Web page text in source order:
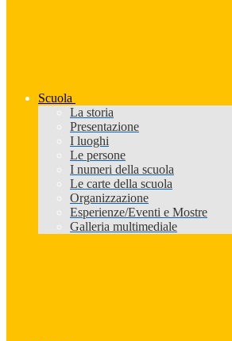
Scuola
La storia
Presentazione
I luoghi
Le persone
I numeri della scuola
Le carte della scuola
Organizzazione
Esperienze/Eventi e Mostre
Galleria multimediale